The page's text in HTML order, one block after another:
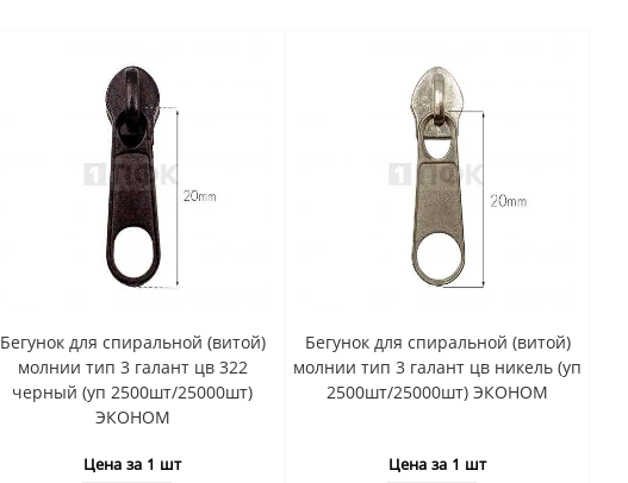
Бегунок для спиральной (витой)
молнии тип 3 галант цв 322
черный (уп 2500шт/25000шт)
ЭКОНОМ
Цена за 1 шт
Бегунок для спиральной (витой)
молнии тип 3 галант цв никель (уп
2500шт/25000шт) ЭКОНОМ
Цена за 1 шт